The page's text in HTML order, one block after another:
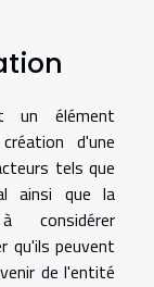
un élément
d'une
tels que
ainsi que la
considérer
qu'ils peuvent
de l'entité